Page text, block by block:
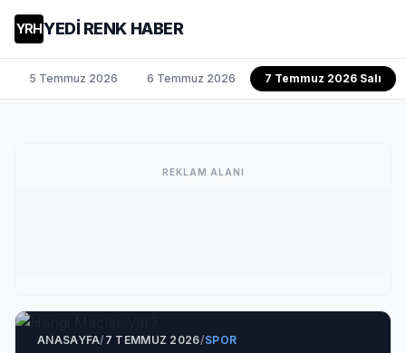
YRHYEDİ RENK HABER
5 Temmuz 2026 6 Temmuz 2026 7 Temmuz 2026 Salı
REKLAM ALANI
ANASAYFA/7 TEMMUZ 2026/SPOR